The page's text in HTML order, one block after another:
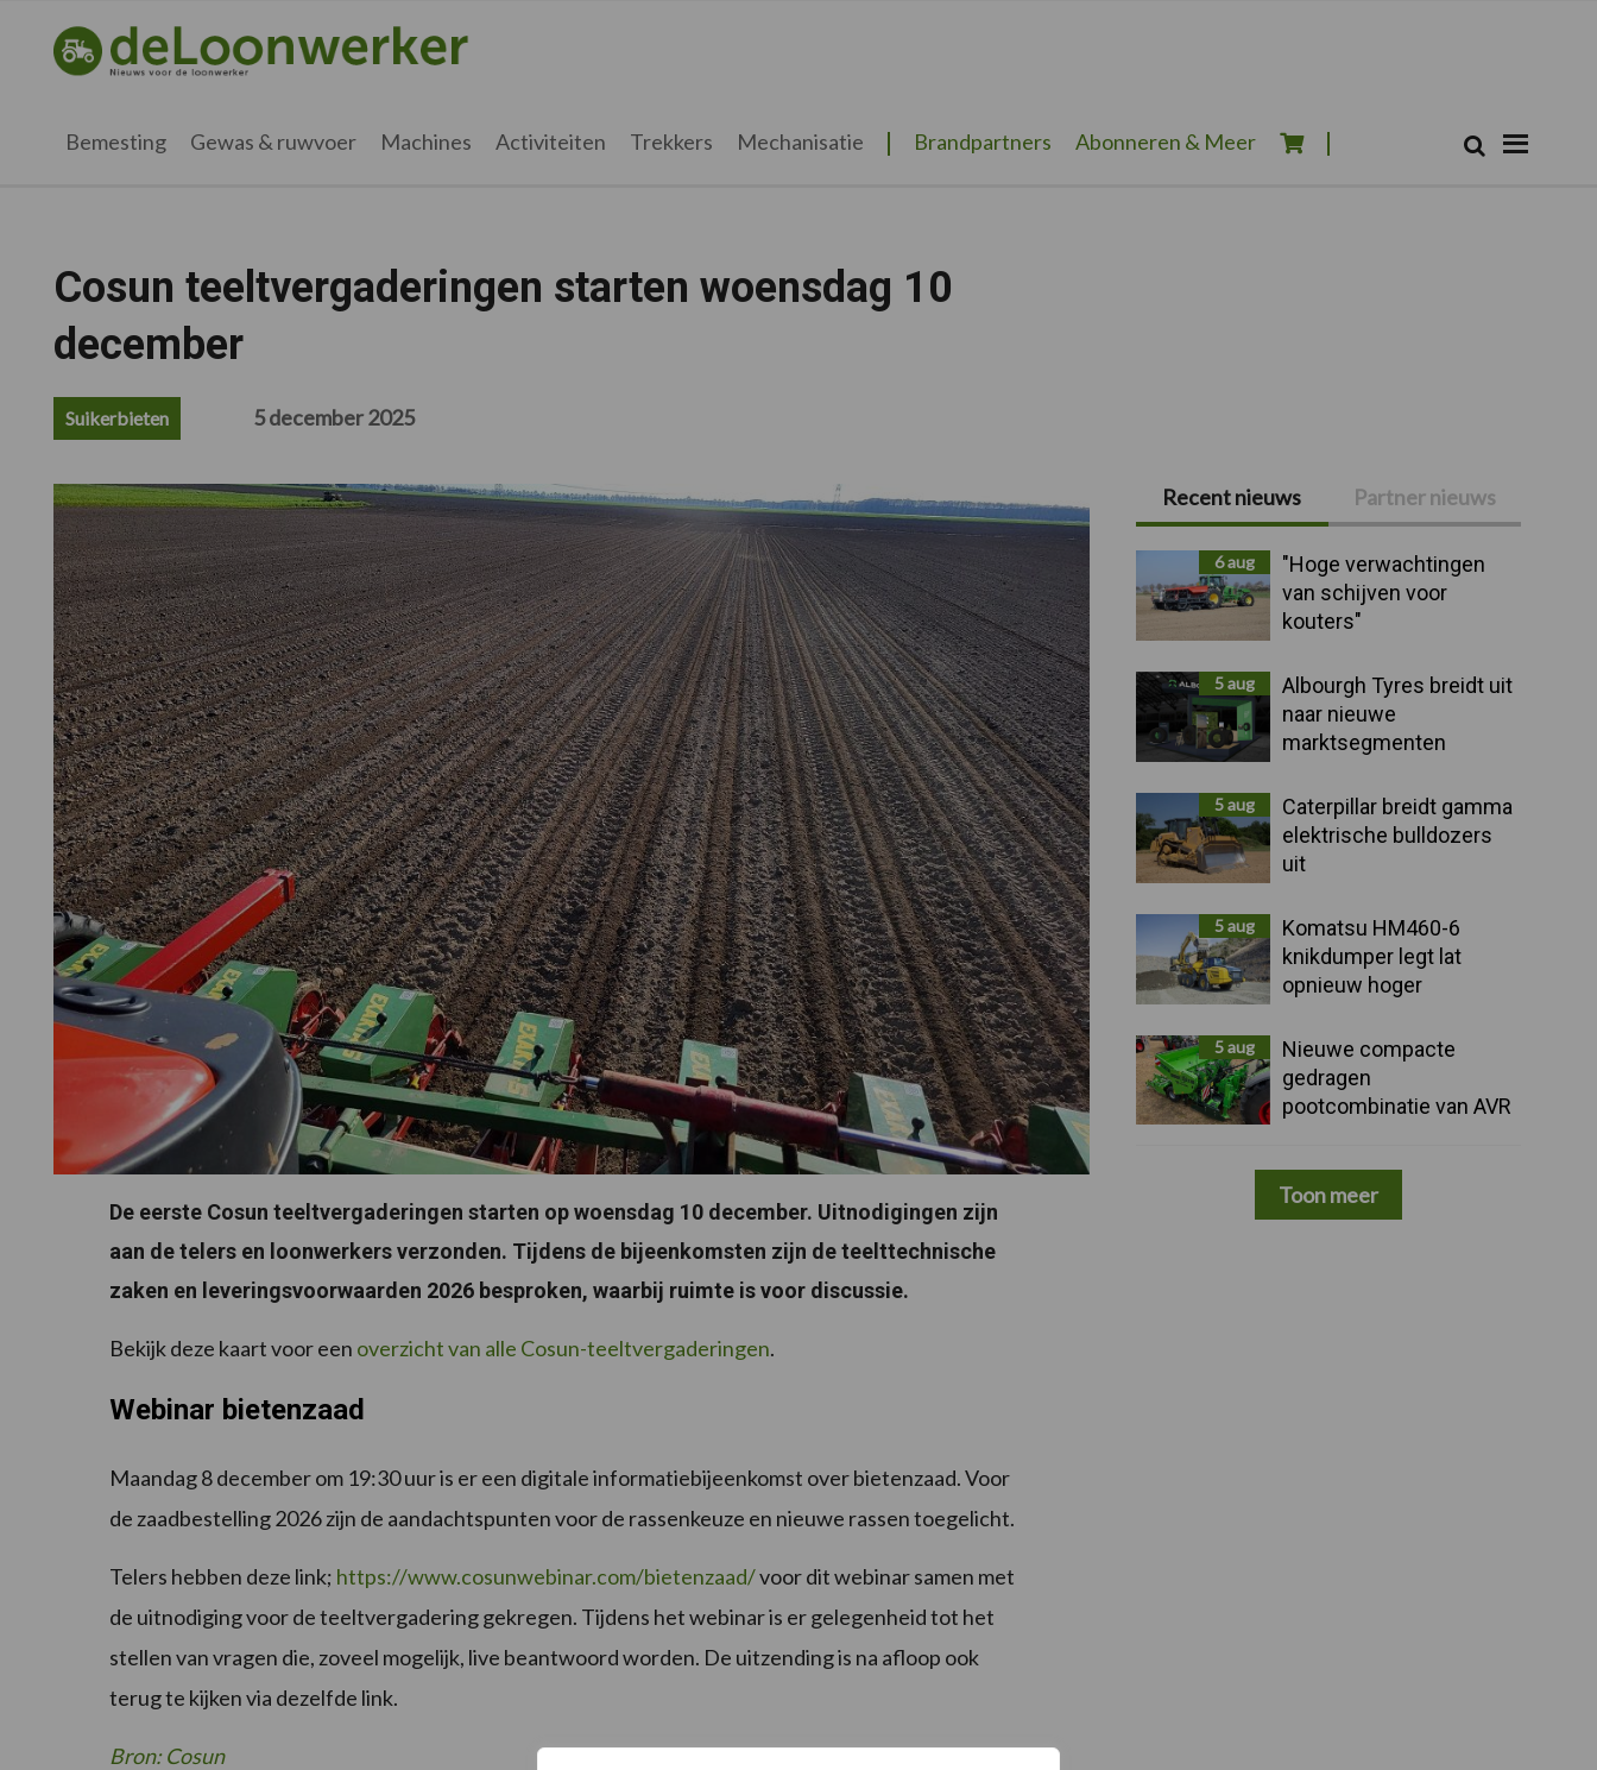
hoofdnavigatie
hoofd
eerste
voettekst
deloonwerker.nl
Bemesting Gewas & ruwvoer Machines Activiteiten Trekkers Mechanisatie Brandpartners Abonneren & Meer Zoek
Cosun teeltvergaderingen starten woensdag 10
december
Suikerbieten 5 december 2025
De eerste Cosun teeltvergaderingen starten op woensdag 10 december. Uitnodigingen zijn
aan de telers en loonwerkers verzonden. Tijdens de bijeenkomsten zijn de teelttechnische
zaken en leveringsvoorwaarden 2026 besproken, waarbij ruimte is voor discussie.
Bekijk deze kaart voor een overzicht van alle Cosun-teeltvergaderingen.
Webinar bietenzaad
Maandag 8 december om 19:30 uur is er een digitale informatiebijeenkomst over bietenzaad. Voor
de zaadbestelling 2026 zijn de aandachtspunten voor de rassenkeuze en nieuwe rassen toegelicht.
Telers hebben deze link; https://www.cosunwebinar.com/bietenzaad/voor dit webinar samen met
de uitnodiging voor de teeltvergadering gekregen. Tijdens het webinar is er gelegenheid tot het
stellen van vragen die, zoveel mogelijk, live beantwoord worden. De uitzending is na afloop ook
terug te kijken via dezelfde link.
Bron: Cosun
Primaire
Sidebar
Recent nieuws Partner nieuws
6 aug
"Hoge verwachtingen
van schijven voor
kouters"
5 aug
Albourgh Tyres breidt uit
naar nieuwe
marktsegmenten
5 aug
Caterpillar breidt gamma
elektrische bulldozers
uit
5 aug
Komatsu HM460-6
knikdumper legt lat
opnieuw hoger
5 aug
Nieuwe compacte
gedragen
pootcombinatie van AVR
Toon meer